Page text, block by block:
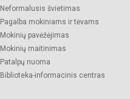
Neformalusis švietimas
Pagalba mokiniams ir tėvams
Mokinių pavėžėjimas
Mokinių maitinimas
Patalpų nuoma
Biblioteka-informacinis centras